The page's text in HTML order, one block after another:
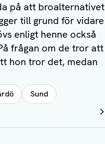
på att broalternativet
till grund för vidare
enligt henne också
frågan om de tror att
hon tror det, medan
Sund